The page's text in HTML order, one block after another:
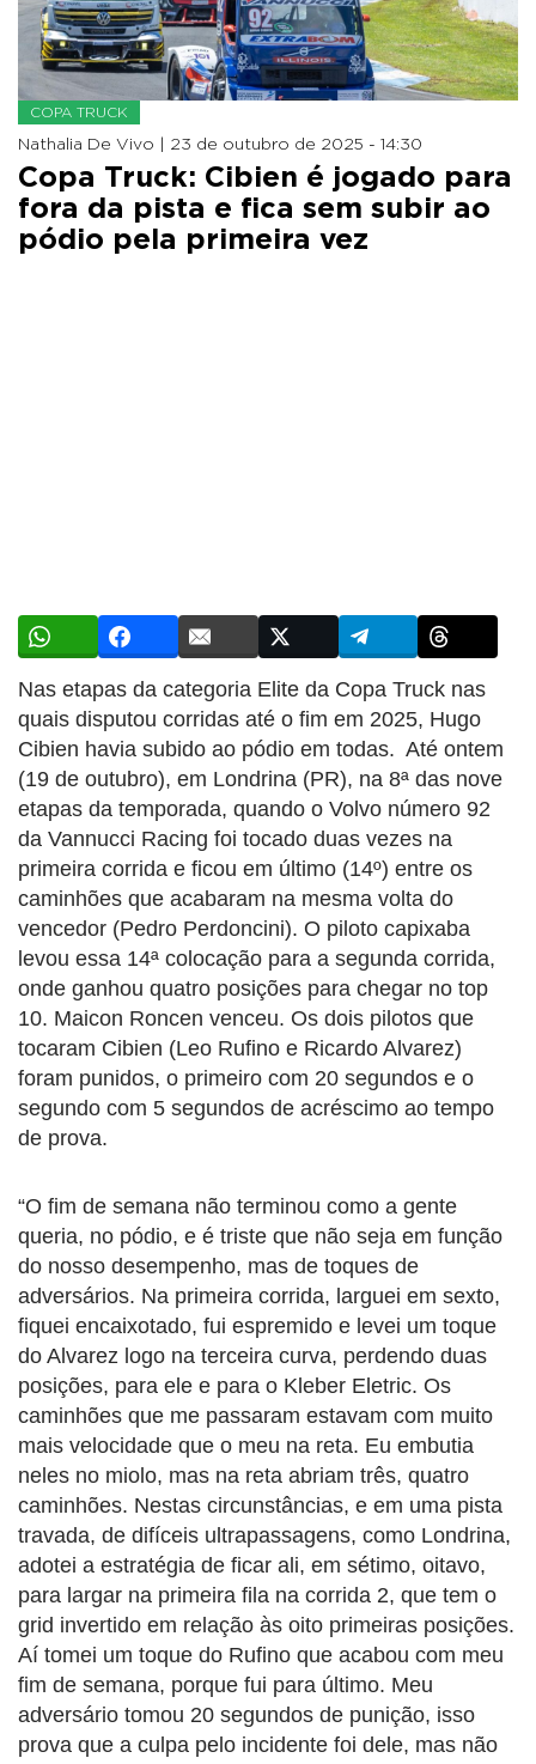
COPA TRUCK
Nathalia De Vivo | 23 de outubro de 2025 - 14:30
Copa Truck: Cibien é jogado para
fora da pista e fica sem subir ao
pódio pela primeira vez
Nas etapas da categoria Elite da Copa Truck nas
quais disputou corridas até o fim em 2025, Hugo
Cibien havia subido ao pódio em todas. Até ontem
(19 de outubro), em Londrina (PR), na 8ª das nove
etapas da temporada, quando o Volvo número 92
da Vannucci Racing foi tocado duas vezes na
primeira corrida e ficou em último (14º) entre os
caminhões que acabaram na mesma volta do
vencedor (Pedro Perdoncini). O piloto capixaba
levou essa 14ª colocação para a segunda corrida,
onde ganhou quatro posições para chegar no top
10. Maicon Roncen venceu. Os dois pilotos que
tocaram Cibien (Leo Rufino e Ricardo Alvarez)
foram punidos, o primeiro com 20 segundos e o
segundo com 5 segundos de acréscimo ao tempo
de prova.
“O fim de semana não terminou como a gente
queria, no pódio, e é triste que não seja em função
do nosso desempenho, mas de toques de
adversários. Na primeira corrida, larguei em sexto,
fiquei encaixotado, fui espremido e levei um toque
do Alvarez logo na terceira curva, perdendo duas
posições, para ele e para o Kleber Eletric. Os
caminhões que me passaram estavam com muito
mais velocidade que o meu na reta. Eu embutia
neles no miolo, mas na reta abriam três, quatro
caminhões. Nestas circunstâncias, e em uma pista
travada, de difíceis ultrapassagens, como Londrina,
adotei a estratégia de ficar ali, em sétimo, oitavo,
para largar na primeira fila na corrida 2, que tem o
grid invertido em relação às oito primeiras posições.
Aí tomei um toque do Rufino que acabou com meu
fim de semana, porque fui para último. Meu
adversário tomou 20 segundos de punição, isso
prova que a culpa pelo incidente foi dele, mas não